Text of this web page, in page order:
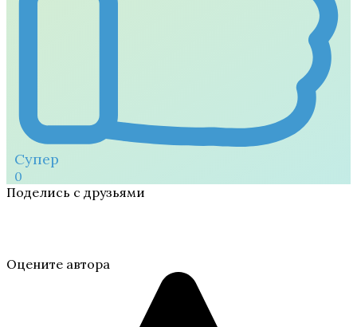
Супер
0
Поделись с друзьями
Оцените автора